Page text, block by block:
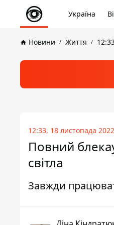
Україна
Новини Життя
12:33, 18 листопада 2022
Повний
світла
Завжди